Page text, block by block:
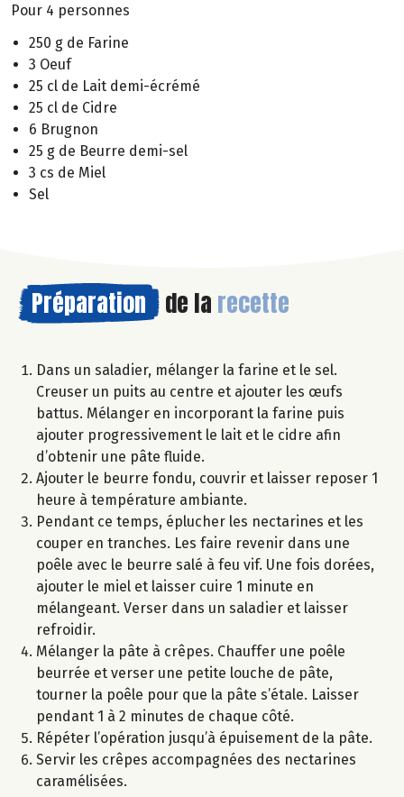
Pour 4 personnes
250 g de Farine
3 Oeuf
25 cl de Lait demi-écrémé
25 cl de Cidre
6 Brugnon
25 g de Beurre demi-sel
3 cs de Miel
Sel
Préparation de la recette
Dans un saladier, mélanger la farine et le sel.
Creuser un puits au centre et ajouter les œufs
battus. Mélanger en incorporant la farine puis
ajouter progressivement le lait et le cidre afin
d’obtenir une pâte fluide.
Ajouter le beurre fondu, couvrir et laisser reposer 1
heure à température ambiante.
Pendant ce temps, éplucher les nectarines et les
couper en tranches. Les faire revenir dans une
poêle avec le beurre salé à feu vif. Une fois dorées,
ajouter le miel et laisser cuire 1 minute en
mélangeant. Verser dans un saladier et laisser
refroidir.
Mélanger la pâte à crêpes. Chauffer une poêle
beurrée et verser une petite louche de pâte,
tourner la poêle pour que la pâte s’étale. Laisser
pendant 1 à 2 minutes de chaque côté.
Répéter l’opération jusqu’à épuisement de la pâte.
Servir les crêpes accompagnées des nectarines
caramélisées.